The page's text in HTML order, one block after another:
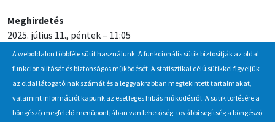
Meghirdetés
2025. július 11., péntek – 11:05
Jelentkezési / beadási határidő
2025. július 25., péntek – 14:00
A weboldalon többféle sütit használunk. A funkcionális sütik biztosítják az oldal
funkcionalitását és biztonságos működését. A statisztikai célú sütikkel figyeljük
az oldal látogatóinak számát és a leggyakrabban megtekintett tartalmakat,
valamint információt kapunk az esetleges hibás működésről. A sütik törlésére a
böngésző megfelelő menüpontjában van lehetőség, további segítség a böngésző